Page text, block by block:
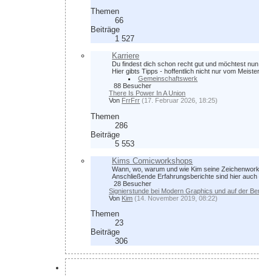
Themen
66
Beiträge
1 527
Karriere
Du findest dich schon recht gut und möchtest
Hier gibts Tipps - hoffentlich nicht nur vom
Gemeinschaftswerk
88 Besucher
There Is Power In A Union
Von FrrFrr (17. Februar 2026, 18:25)
Themen
286
Beiträge
5 553
Kims Comicworkshops
Wann, wo, warum und wie Kim seine
Anschließende Erfahrungsberichte sind hier auch
28 Besucher
Signierstunde bei Modern Graphics und auf der
Von Kim (14. November 2019, 08:22)
Themen
23
Beiträge
306